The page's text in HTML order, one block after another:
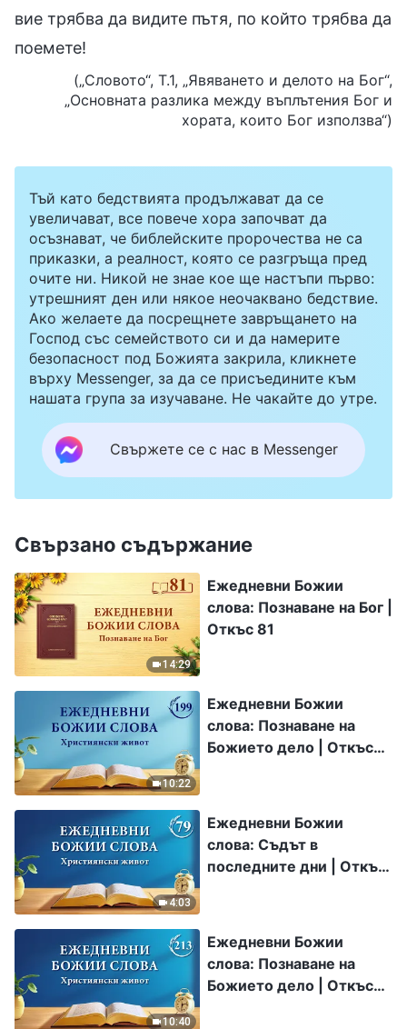
вие трябва да видите пътя, по който трябва да
поемете!
(„Словото“, Т.1, „Явяването и делото на Бог“,
„Основната разлика между въплътения Бог и
хората, които Бог използва“)
Тъй като бедствията продължават да се
увеличават, все повече хора започват да
осъзнават, че библейските пророчества не са
приказки, а реалност, която се разгръща пред
очите ни. Никой не знае кое ще настъпи първо:
утрешният ден или някое неочаквано бедствие.
Ако желаете да посрещнете завръщането на
Господ със семейството си и да намерите
безопасност под Божията закрила, кликнете
върху Messenger, за да се присъедините към
нашата група за изучаване. Не чакайте до утре.
Свържете се с нас в Messenger
Свързано съдържание
14:29
Ежедневни Божии
слова: Познаване на Бог |
Откъс 81
10:22
Ежедневни Божии
слова: Познаване на
Божието дело | Откъс
4:03
Ежедневни Божии
слова: Съдът в
последните дни | Откъс
10:40
Ежедневни Божии
слова: Познаване на
Божието дело | Откъс